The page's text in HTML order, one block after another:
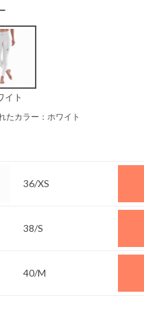
イト
たカラー：ホワイト
36/XS
38/S
40/M